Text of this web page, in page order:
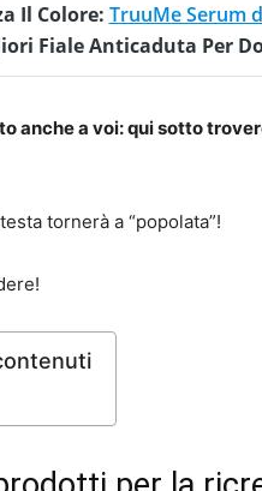
Il Colore: TruuMe Serum
Fiale Anticaduta Per
anche a voi: qui sotto
tornerà a “popolata”!